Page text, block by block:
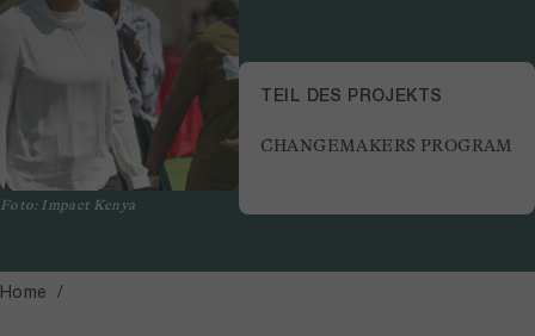
Foto: Impact Kenya
TEIL DES PROJEKTS
CHANGEMAKERS PROGRAM
Home